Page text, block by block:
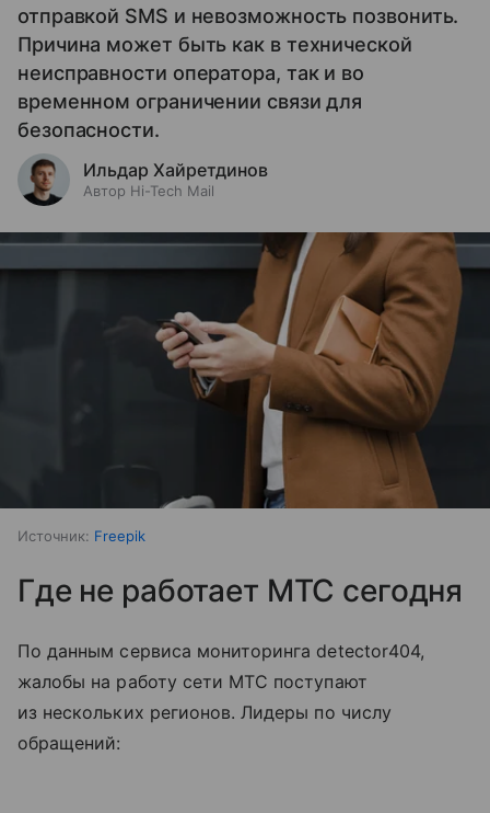
отправкой SMS и невозможность позвонить.
Причина может быть как в технической
неисправности оператора, так и во
временном ограничении связи для
безопасности.
Ильдар Хайретдинов
Автор Hi-Tech Mail
Источник: Freepik
Где не работает МТС сегодня
По данным сервиса мониторинга detector404,
жалобы на работу сети МТС поступают
из нескольких регионов. Лидеры по числу
обращений: